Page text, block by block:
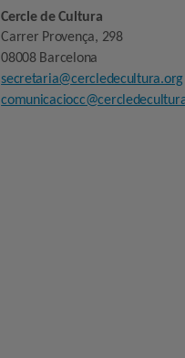
Cercle de Cultura
Carrer Provença, 298
08008 Barcelona
secretaria@cercledecultura.org